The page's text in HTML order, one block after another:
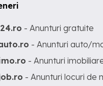
- Anunturi gratuite
- Anunturi auto/
- Anunturi
- Anunturi locuri de